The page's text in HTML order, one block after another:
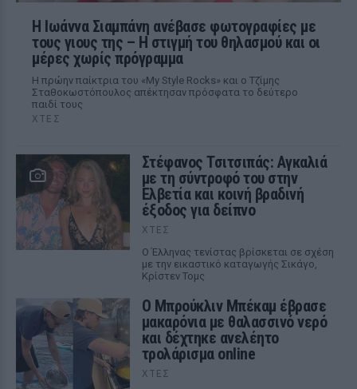
H Ιωάννα Σιαμπάνη ανέβασε φωτογραφίες με
τους γιους της – Η στιγμή του θηλασμού και οι
μέρες χωρίς πρόγραμμα
Η πρώην παίκτρια του «My Style Rocks» και ο Τζίμης
Σταθοκωστόπουλος απέκτησαν πρόσφατα το δεύτερο
παιδί τους
ΧΤΕΣ
Στέφανος Τσιτσιπάς: Αγκαλιά
με τη σύντροφό του στην
Ελβετία και κοινή βραδινή
έξοδος για δείπνο
ΧΤΕΣ
Ο Έλληνας τενίστας βρίσκεται σε σχέση
με την εικαστικό καταγωγής Σικάγο,
Κρίστεν Τομς
Ο Μπρούκλιν Μπέκαμ έβρασε
μακαρόνια με θαλασσινό νερό
και δέχτηκε ανελέητο
τρολάρισμα online
ΧΤΕΣ